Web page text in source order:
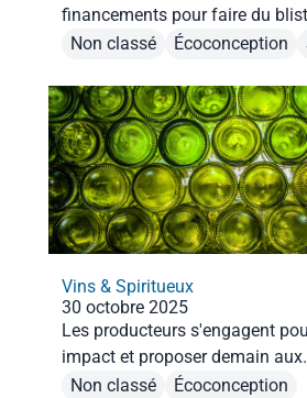
financements pour faire du
emballage recyclage.
Non classé Écoconception
Vins & Spiritueux
30 octobre 2025
Les producteurs s'engagent
impact et proposer demain aux
consommateurs des bouteilles
Non classé Écoconception